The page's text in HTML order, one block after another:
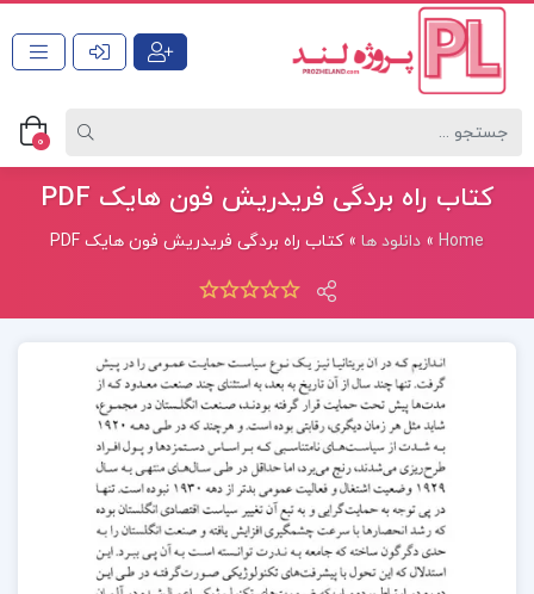
0
کتاب راه بردگی فریدریش فون هایک PDF
Home
» دانلود ها »کتاب راه بردگی فریدریش فون هایک PDF